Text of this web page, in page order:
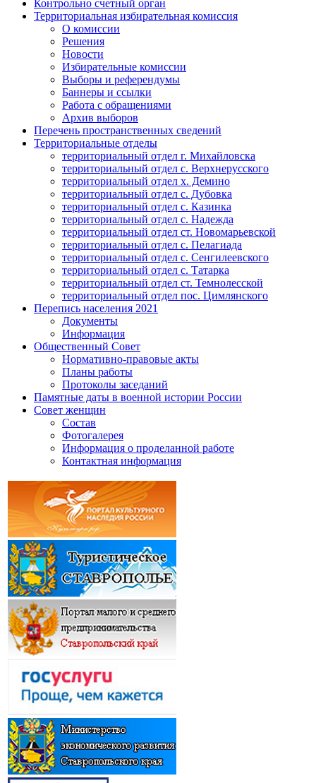
Контрольно счетный орган
Территориальная избирательная комиссия
О комиссии
Решения
Новости
Избирательные комиссии
Выборы и референдумы
Баннеры и ссылки
Работа с обращениями
Архив выборов
Перечень пространственных сведений
Территориальные отделы
территориальный отдел г. Михайловска
территориальный отдел с. Верхнерусского
территориальный отдел х. Демино
территориальный отдел с. Дубовка
территориальный отдел с. Казинка
территориальный отдел с. Надежда
территориальный отдел ст. Новомарьевской
территориальный отдел с. Пелагиада
территориальный отдел с. Сенгилеевского
территориальный отдел с. Татарка
территориальный отдел ст. Темнолесской
территориальный отдел пос. Цимлянского
Перепись населения 2021
Документы
Информация
Общественный Совет
Нормативно-правовые акты
Планы работы
Протоколы заседаний
Памятные даты в военной истории России
Совет женщин
Состав
Фотогалерея
Информация о проделанной работе
Контактная информация